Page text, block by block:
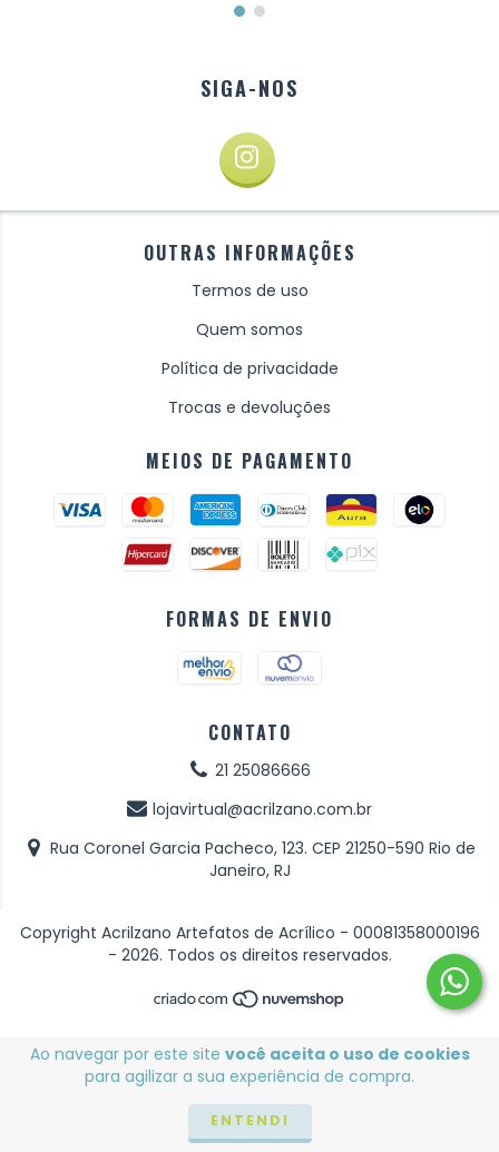
Ao navegar por este site você aceita o uso de cookies
para agilizar a sua experiência de compra.
ENTENDI
SIGA-NOS
OUTRAS INFORMAÇÕES
Termos de uso
Quem somos
Política de privacidade
Trocas e devoluções
MEIOS DE PAGAMENTO
FORMAS DE ENVIO
CONTATO
21 25086666
lojavirtual@acrilzano.com.br
Rua Coronel Garcia Pacheco, 123. CEP 21250-590 Rio de
Janeiro, RJ
Copyright Acrilzano Artefatos de Acrílico - 00081358000196
- 2026. Todos os direitos reservados.